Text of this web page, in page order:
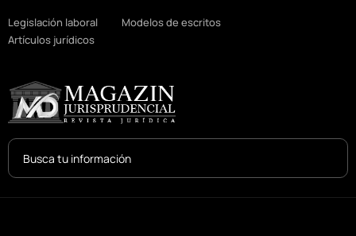
Legislación laboral
Modelos de escritos
Artículos jurídicos
Search